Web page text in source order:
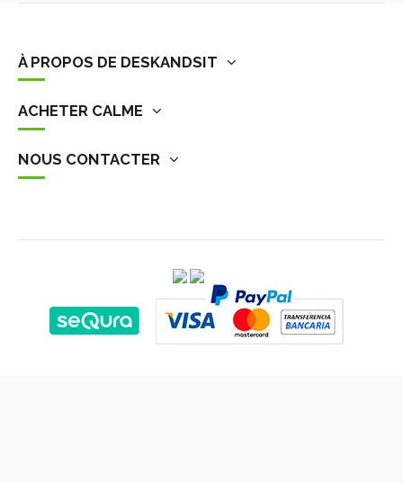
À PROPOS DE DESKANDSIT
ACHETER CALME
NOUS CONTACTER